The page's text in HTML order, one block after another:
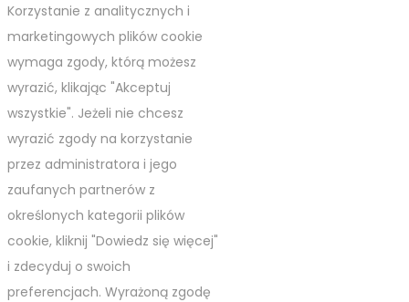
Korzystanie z analitycznych i
marketingowych plików cookie
wymaga zgody, którą możesz
wyrazić, klikając "Akceptuj
wszystkie". Jeżeli nie chcesz
wyrazić zgody na korzystanie
przez administratora i jego
zaufanych partnerów z
określonych kategorii plików
cookie, kliknij "Dowiedz się więcej"
i zdecyduj o swoich
preferencjach. Wyrażoną zgodę